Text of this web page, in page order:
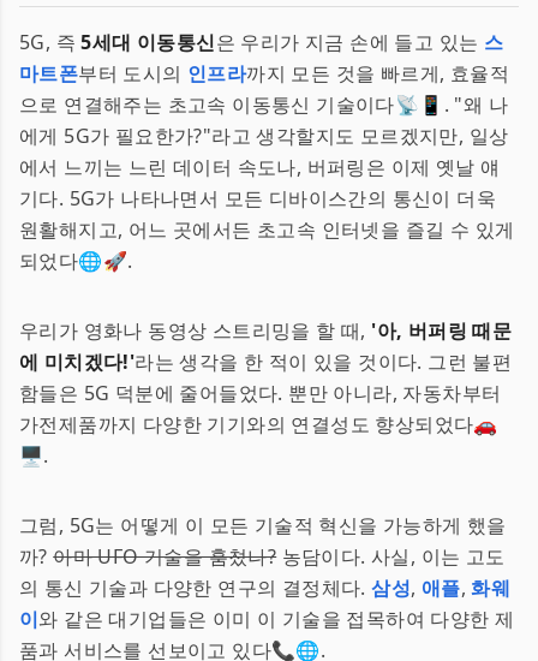
5G, 즉5세대 이동통신은 우리가 지금 손에 들고 있는 스
마트폰부터 도시의 인프라까지 모든 것을 빠르게, 효율적
으로 연결해주는 초고속 이동통신 기술이다📡📱. "왜 나
에게 5G가 필요한가?"라고 생각할지도 모르겠지만, 일상
에서 느끼는 느린 데이터 속도나, 버퍼링은 이제 옛날 얘
기다. 5G가 나타나면서 모든 디바이스간의 통신이 더욱
원활해지고, 어느 곳에서든 초고속 인터넷을 즐길 수 있게
되었다🌐🚀.
우리가 영화나 동영상 스트리밍을 할 때, '아, 버퍼링 때문
에 미치겠다!'라는 생각을 한 적이 있을 것이다. 그런 불편
함들은 5G 덕분에 줄어들었다. 뿐만 아니라, 자동차부터
가전제품까지 다양한 기기와의 연결성도 향상되었다🚗
🖥️.
그럼, 5G는 어떻게 이 모든 기술적 혁신을 가능하게 했을
까?아마 UFO 기술을 훔쳤나?농담이다. 사실, 이는 고도
의 통신 기술과 다양한 연구의 결정체다.삼성, 애플,화웨
이와 같은 대기업들은 이미 이 기술을 접목하여 다양한 제
품과 서비스를 선보이고 있다📞🌐.